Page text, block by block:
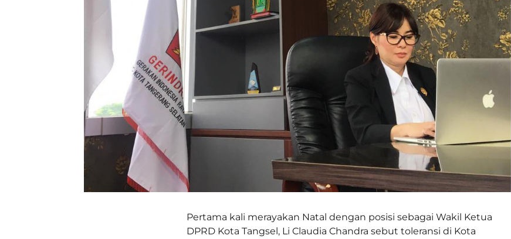
Pertama kali merayakan Natal dengan posisi sebagai Wakil Ketua
DPRD Kota Tangsel, Li Claudia Chandra sebut toleransi di Kota